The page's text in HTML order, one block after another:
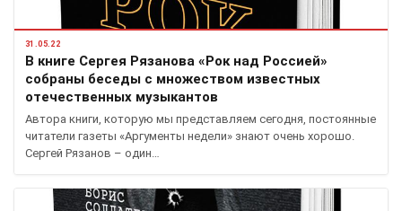
31.05.22
В книге Сергея Рязанова «Рок над Россией»
собраны беседы с множеством известных
отечественных музыкантов
Автора книги, которую мы представляем сегодня, постоянные
читатели газеты «Аргументы недели» знают очень хорошо.
Сергей Рязанов – один…